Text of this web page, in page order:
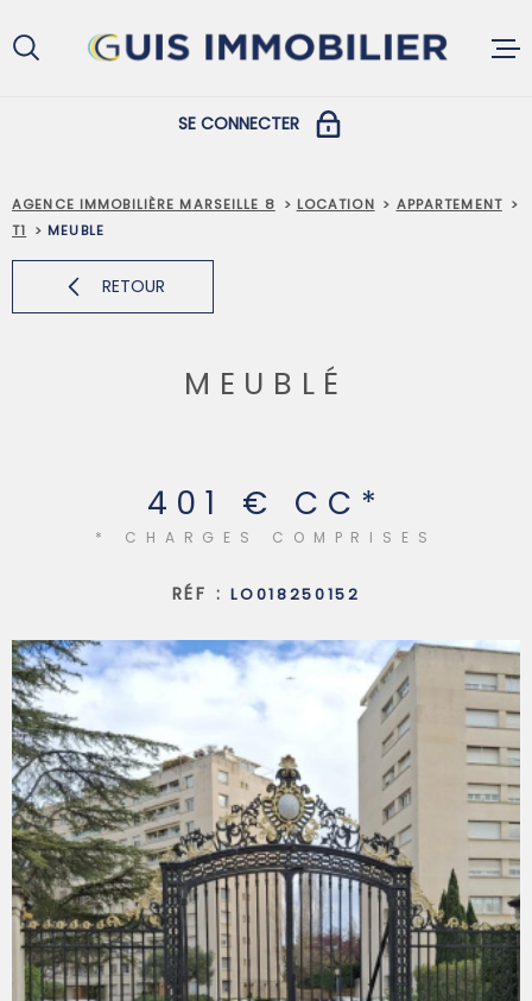
au
menu
au
contenu
QUI
CONTACT
SE CONNECTER
COPROPRIÉTAIRES
PROPRIÉTAIRES ET LOCATAIRES
AGENCE IMMOBILIÈRE MARSEILLE 8 LOCATION
APPARTEMENT
T1
MEUBLE
RETOUR
MEUBLÉ
401 € CC*
* CHARGES COMPRISES
RÉF :LO018250152